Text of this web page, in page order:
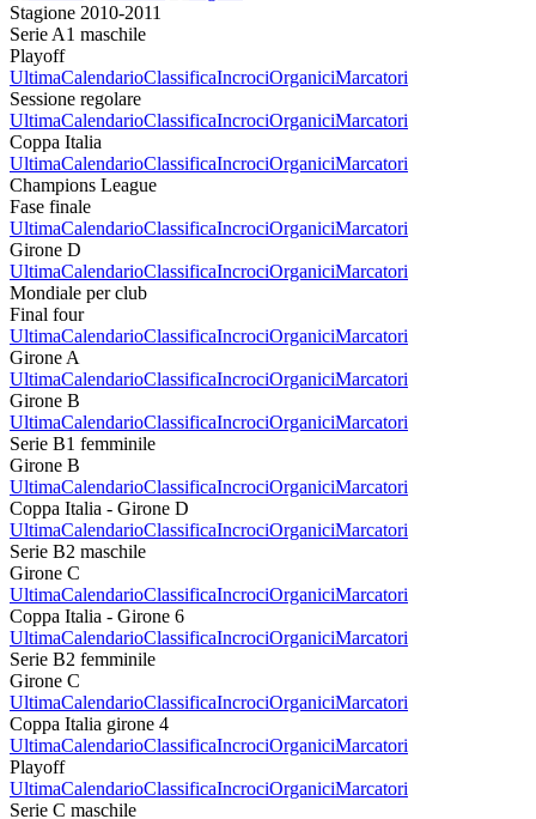
Stagione 2010-2011
Serie A1 maschile
Playoff
UltimaCalendarioClassificaIncrociOrganiciMarcatori
Sessione regolare
UltimaCalendarioClassificaIncrociOrganiciMarcatori
Coppa Italia
UltimaCalendarioClassificaIncrociOrganiciMarcatori
Champions League
Fase finale
UltimaCalendarioClassificaIncrociOrganiciMarcatori
Girone D
UltimaCalendarioClassificaIncrociOrganiciMarcatori
Mondiale per club
Final four
UltimaCalendarioClassificaIncrociOrganiciMarcatori
Girone A
UltimaCalendarioClassificaIncrociOrganiciMarcatori
Girone B
UltimaCalendarioClassificaIncrociOrganiciMarcatori
Serie B1 femminile
Girone B
UltimaCalendarioClassificaIncrociOrganiciMarcatori
Coppa Italia - Girone D
UltimaCalendarioClassificaIncrociOrganiciMarcatori
Serie B2 maschile
Girone C
UltimaCalendarioClassificaIncrociOrganiciMarcatori
Coppa Italia - Girone 6
UltimaCalendarioClassificaIncrociOrganiciMarcatori
Serie B2 femminile
Girone C
UltimaCalendarioClassificaIncrociOrganiciMarcatori
Coppa Italia girone 4
UltimaCalendarioClassificaIncrociOrganiciMarcatori
Playoff
UltimaCalendarioClassificaIncrociOrganiciMarcatori
Serie C maschile